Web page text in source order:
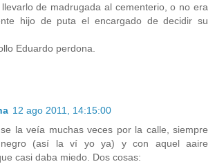
de madrugada al cementerio, o no era
hijo de puta el encargado de decidir su
Eduardo perdona.
12 ago 2011, 14:15:00
la veía muchas veces por la calle, siempre
(así la ví yo ya) y con aquel aaire
casi daba miedo. Dos cosas: